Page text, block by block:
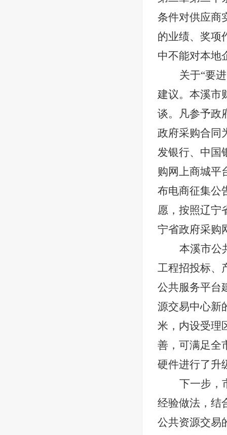
条件对供应商
的业绩、奖项
中不能对本地
关于“要
建议。本溪市
谈。凡参予政
政府采购合同
发银行、中国
购网上商城平
布电商征集公
愿，按照辽宁
宁省政府采购
本溪市公
工程招投标、
公共服务平台
源交易中心新
米，内设受理
善，可满足全
硬件进行了升
下一步，
经验做法，结
公共资源交易